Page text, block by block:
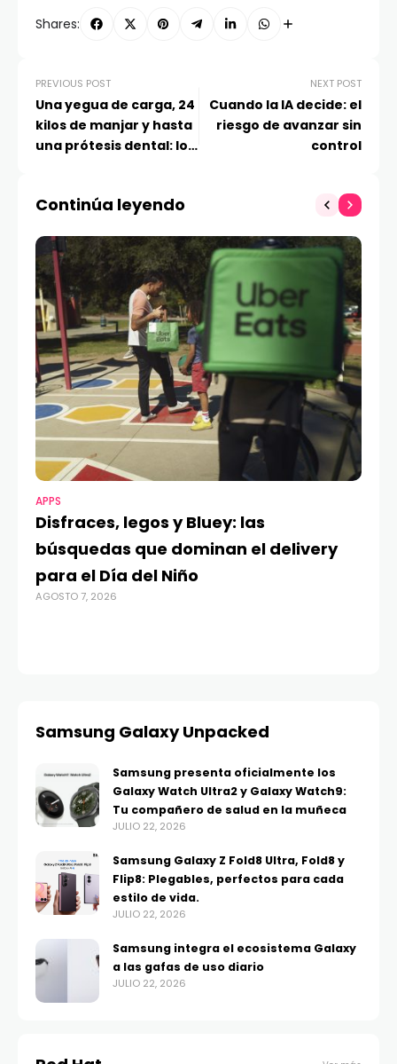
Shares:
PREVIOUS POST
Una yegua de carga, 24
kilos de manjar y hasta
una prótesis dental: los
de Uber en Chile
NEXT POST
Cuando la IA decide: el
riesgo de avanzar sin
control
Continúa leyendo
APPS
Disfraces, legos y Bluey: las
búsquedas que dominan el delivery
para el Día del Niño
AGOSTO 7, 2026
Samsung Galaxy Unpacked
Samsung presenta oficialmente los
Galaxy Watch Ultra2 y Galaxy Watch9:
Tu compañero de salud en la muñeca
JULIO 22, 2026
Samsung Galaxy Z Fold8 Ultra, Fold8 y
Flip8: Plegables, perfectos para cada
estilo de vida.
JULIO 22, 2026
Samsung integra el ecosistema Galaxy
a las gafas de uso diario
JULIO 22, 2026